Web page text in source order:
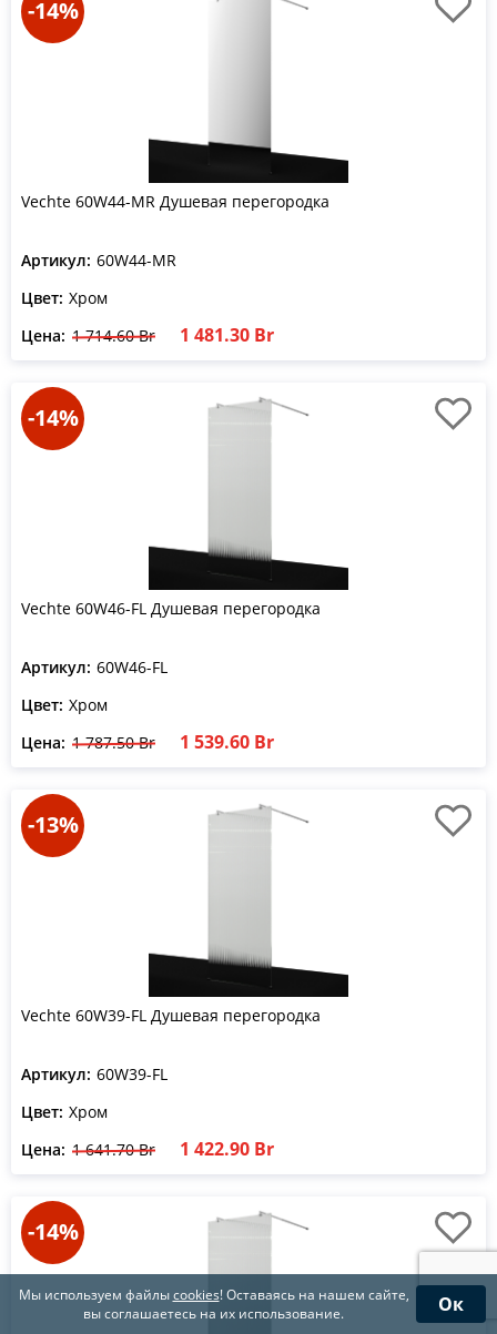
-14%
Vechte 60W44-MR Душевая перегородка
Артикул: 60W44-MR
Цвет: Хром
Цена: 1 714.60 Br 1 481.30 Br
-14%
Vechte 60W46-FL Душевая перегородка
Артикул: 60W46-FL
Цвет: Хром
Цена: 1 787.50 Br 1 539.60 Br
-13%
Vechte 60W39-FL Душевая перегородка
Артикул: 60W39-FL
Цвет: Хром
Цена: 1 641.70 Br 1 422.90 Br
-14%
Мы используем файлыcookies! Оставаясь на нашем сайте,
вы соглашаетесь на их использование.
Ок